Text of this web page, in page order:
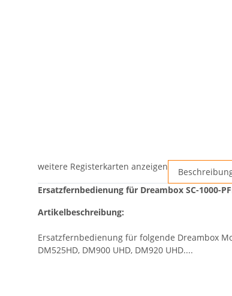
weitere Registerkarten anzeigen
Ersatzfernbedienung für Dreambox SC-1000-
Artikelbeschreibung:
Ersatzfernbedienung für folgende Dreambox
DM525HD, DM900 UHD, DM920 UHD....